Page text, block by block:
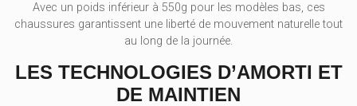
Avec un poids inférieur à 550g pour les modèles bas, ces
chaussures garantissent une liberté de mouvement naturelle tout
au long de la journée.
LES TECHNOLOGIES D’AMORTI ET
DE MAINTIEN